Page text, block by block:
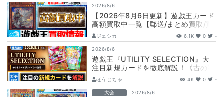
2026/8/6
【2026年8月6日更新】遊戯王カード
高額買取中一覧【郵送/まとめ買取/買
取表/相場/レリーフ】
ジェシカ 6.1K 0 -
2026/8/6
遊戯王『UTILITY SELECTION』大
注目新規カードを徹底解説！《古の秘
儀/聖なる心のバリア －マイン…
ほうじちゃ 4K 0 -
大会 2026/8/6